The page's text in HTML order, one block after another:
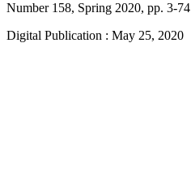
Number 158, Spring 2020, pp. 3-74
Digital Publication : May 25, 2020